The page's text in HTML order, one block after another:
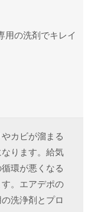
用の洗剤でキレイ
カビが溜まる
ります。給気
環が悪くなる
。エアデポの
洗浄剤とプロ